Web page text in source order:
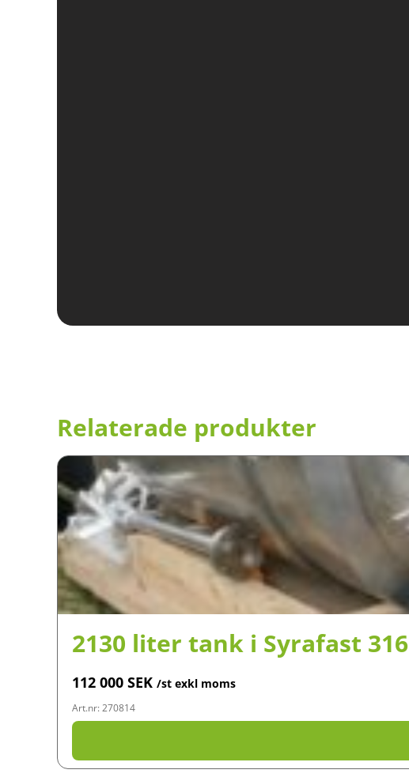
Relaterade produkter
2130 liter tank i Syrafast 316
112 000 SEK /st exkl moms
Art.nr: 270814